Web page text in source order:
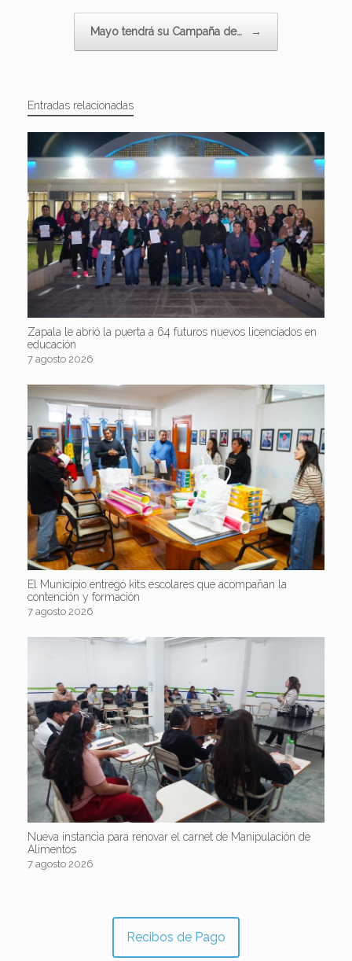
Mayo tendrá su Campaña de… →
Entradas relacionadas
Zapala le abrió la puerta a 64 futuros nuevos licenciados en
educación
7 agosto 2026
El Municipio entregó kits escolares que acompañan la
contención y formación
7 agosto 2026
Nueva instancia para renovar el carnet de Manipulación de
Alimentos
7 agosto 2026
Recibos de Pago